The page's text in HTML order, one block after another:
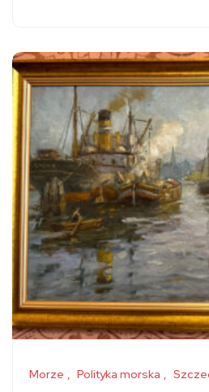
Morze Polityka morska